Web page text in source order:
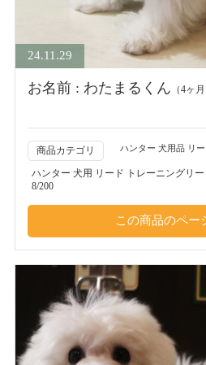
24.11.29
お名前 : わたまるくん （4ヶ
商品カテゴリ ハンター 犬用品 リー
ハンター 犬用 リード トレーニングリ
8/200